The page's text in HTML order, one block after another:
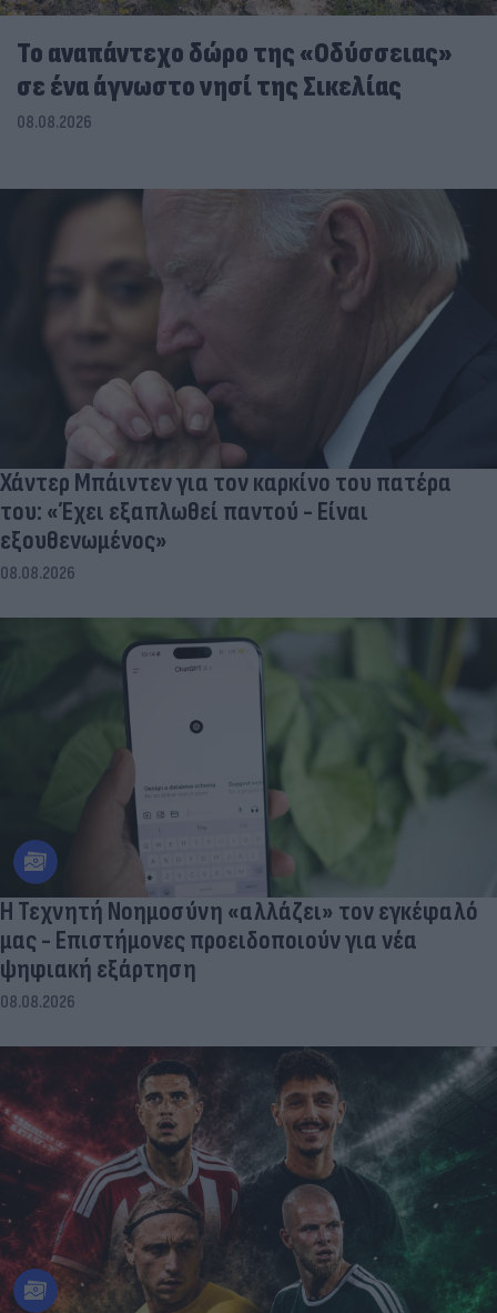
To αναπάντεχο δώρο της «Οδύσσειας»
σε ένα άγνωστο νησί της Σικελίας
08.08.2026
Χάντερ Μπάιντεν για τον καρκίνο του πατέρα
του: «Έχει εξαπλωθεί παντού - Είναι
εξουθενωμένος»
08.08.2026
Η Τεχνητή Νοημοσύνη «αλλάζει» τον εγκέφαλό
μας - Eπιστήμονες προειδοποιούν για νέα
ψηφιακή εξάρτηση
08.08.2026